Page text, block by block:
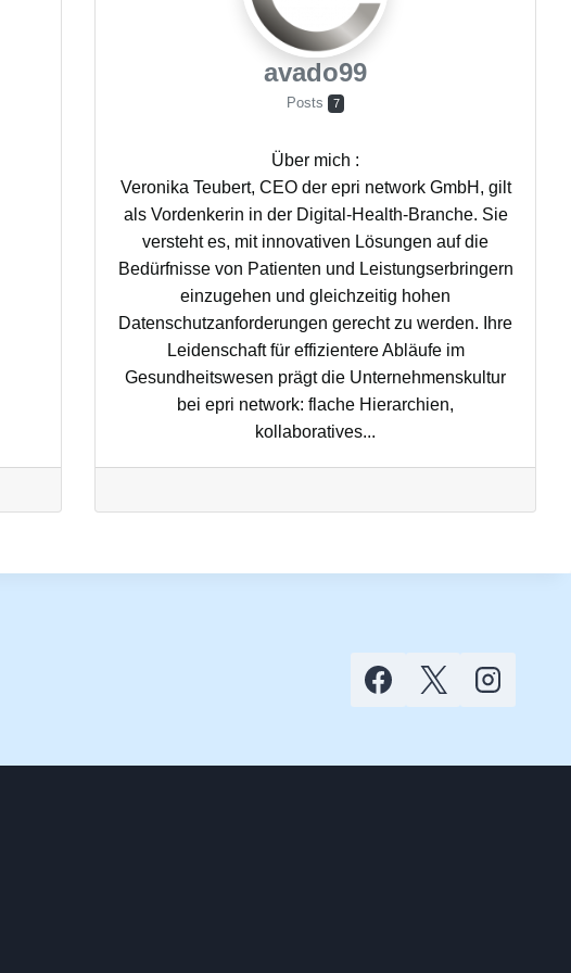
avado99
Posts 7
Über mich :
Veronika Teubert, CEO der epri network GmbH, gilt
als Vordenkerin in der Digital-Health-Branche. Sie
versteht es, mit innovativen Lösungen auf die
Bedürfnisse von Patienten und Leistungserbringern
einzugehen und gleichzeitig hohen
Datenschutzanforderungen gerecht zu werden. Ihre
Leidenschaft für effizientere Abläufe im
Gesundheitswesen prägt die Unternehmenskultur
bei epri network: flache Hierarchien,
kollaboratives...